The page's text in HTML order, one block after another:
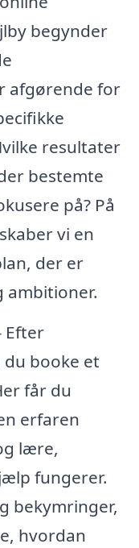
begynder
afgørende for
resultater
bestemte
på? På
vi en
der er
ambitioner.
Efter
booke et
får du
erfaren
lære,
fungerer.
bekymringer,
hvordan